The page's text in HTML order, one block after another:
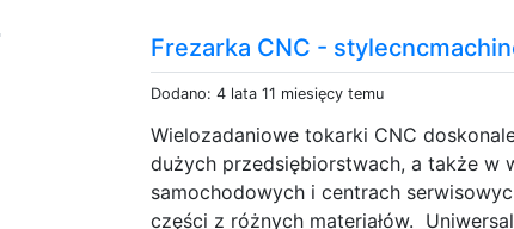
Frezarka CNC -
Dodano: 4 lata 11 miesięcy temu
Wielozadaniowe tokarki CNC
dużych przedsiębiorstwach, a także w
samochodowych i centrach
części z różnych materiałów.